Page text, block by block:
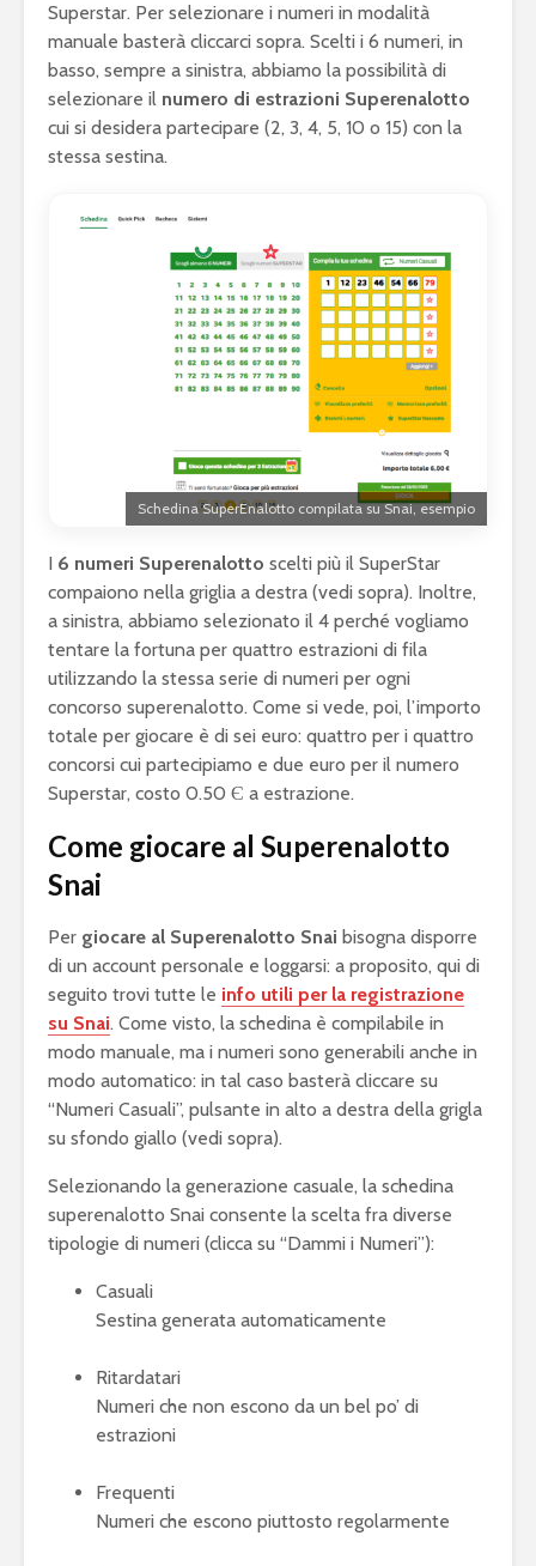
Superstar. Per selezionare i numeri in modalità
manuale basterà cliccarci sopra. Scelti i 6 numeri, in
basso, sempre a sinistra, abbiamo la possibilità di
selezionare il numero di estrazioni Superenalotto
cui si desidera partecipare (2, 3, 4, 5, 10 o 15) con la
stessa sestina.
Schedina SuperEnalotto compilata su Snai, esempio
I 6 numeri Superenalotto scelti più il SuperStar
compaiono nella griglia a destra (vedi sopra). Inoltre,
a sinistra, abbiamo selezionato il 4 perché vogliamo
tentare la fortuna per quattro estrazioni di fila
utilizzando la stessa serie di numeri per ogni
concorso superenalotto. Come si vede, poi, l’importo
totale per giocare è di sei euro: quattro per i quattro
concorsi cui partecipiamo e due euro per il numero
Superstar, costo 0.50 Є a estrazione.
Come giocare al Superenalotto
Snai
Per giocare al Superenalotto Snai bisogna disporre
di un account personale e loggarsi: a proposito, qui di
seguito trovi tutte le info utili per la registrazione
su Snai. Come visto, la schedina è compilabile in
modo manuale, ma i numeri sono generabili anche in
modo automatico: in tal caso basterà cliccare su
“Numeri Casuali”, pulsante in alto a destra della grigla
su sfondo giallo (vedi sopra).
Selezionando la generazione casuale, la schedina
superenalotto Snai consente la scelta fra diverse
tipologie di numeri (clicca su “Dammi i Numeri”):
Casuali
Sestina generata automaticamente
Ritardatari
Numeri che non escono da un bel po’ di
estrazioni
Frequenti
Numeri che escono piuttosto regolarmente